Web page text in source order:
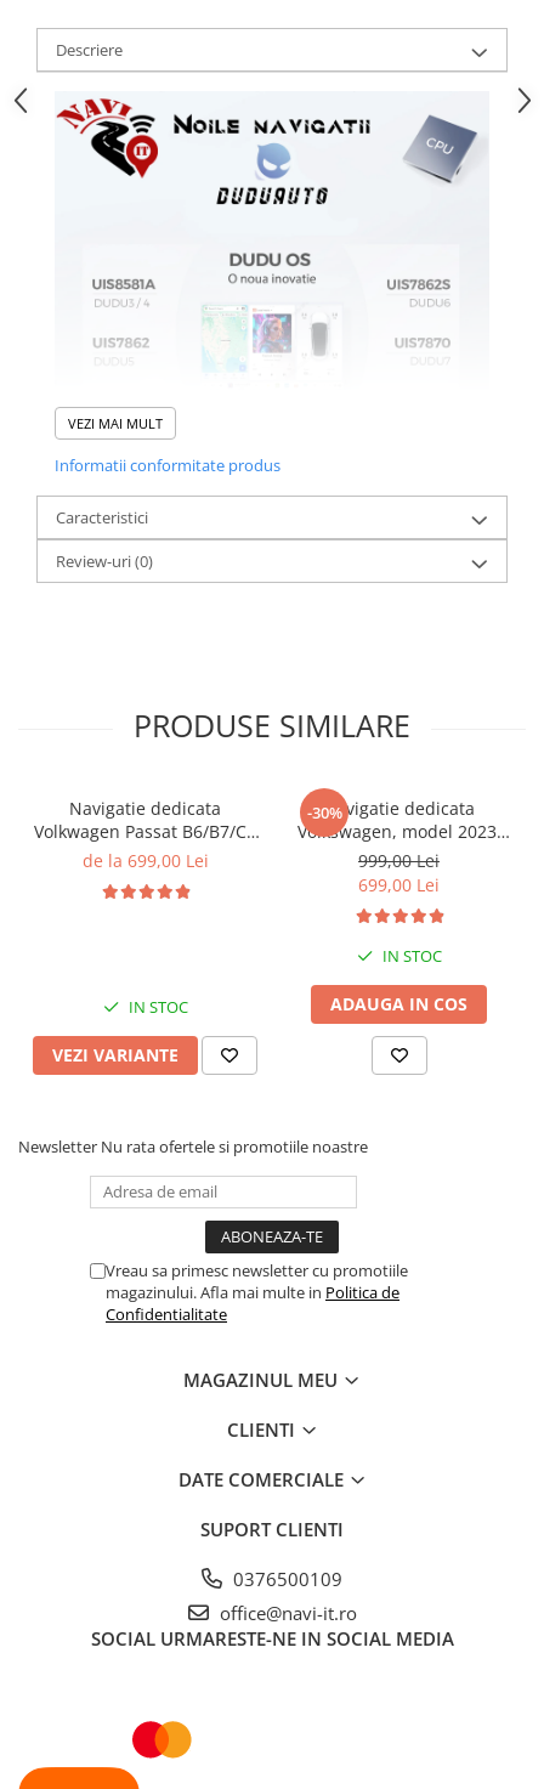
Descriere
VEZI MAI MULT
Informatii conformitate produs
Caracteristici
Review-uri(0)
PRODUSE SIMILARE
Navigatie dedicata
Volkwagen Passat B6/B7/CC
Gri, 4GB RAM 64GB ROM,
Display QLED 10", DSP,
de la 699,00 Lei
IN STOC
VEZI VARIANTE
-30%Navigatie dedicata
Volkswagen, model 2023,
4GB RAM 64GB ROM,
Quadcore, Android 14,
Display QLED 7", DSP,
Carplay&Android Auto,
Suport camere AHD
999,00 Lei
699,00 Lei
IN STOC
ADAUGA IN COS
Newsletter Nu rata ofertele si promotiile noastre
Vreau sa primesc newsletter cu promotiile
magazinului. Afla mai multe in Politica de
Confidentialitate
MAGAZINUL MEU
CLIENTI
DATE COMERCIALE
SUPORT CLIENTI
0376500109
office@navi-it.ro
SOCIAL URMARESTE-NE IN SOCIAL MEDIA